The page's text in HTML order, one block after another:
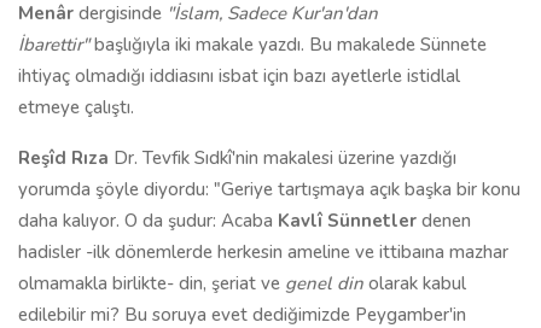
Menâr dergisinde "İslam, Sadece Kur'an'dan
İbarettir"başlığıyla iki makale yazdı. Bu makalede Sünnete
ihtiyaç olmadığı iddiasını isbat için bazı ayetlerle istidlal
etmeye çalıştı.
Reşîd Rıza Dr. Tevfik Sıdkî'nin makalesi üzerine yazdığı
yorumda şöyle diyordu: "Geriye tartışmaya açık başka bir konu
daha kalıyor. O da şudur: Acaba Kavlî Sünnetler denen
hadisler -ilk dönemlerde herkesin ameline ve ittibaına mazhar
olmamakla birlikte- din, şeriat ve genel din olarak kabul
edilebilir mi? Bu soruya evet dediğimizde Peygamber'in